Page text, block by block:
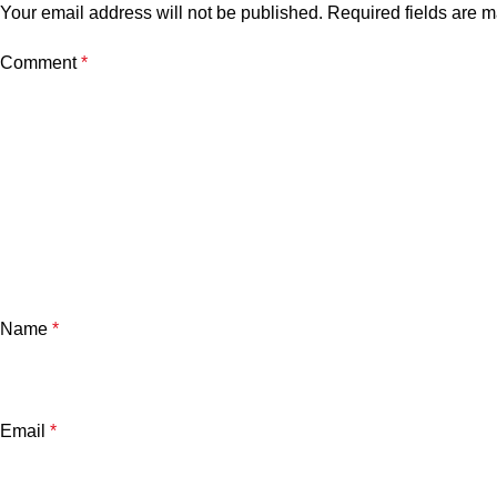
Your email address will not be published. Required fields are
Comment*
Name *
Email *